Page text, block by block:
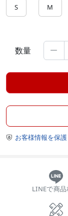
S M
数量 
 お客様情報を保
LINEで商